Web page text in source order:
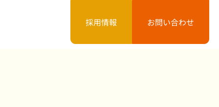
採用情報 お問い合わせ